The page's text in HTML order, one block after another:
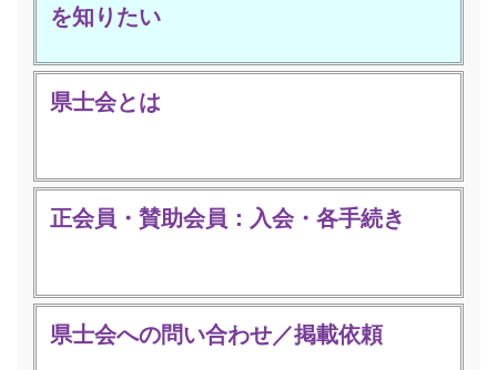
を知りたい
県士会とは
正会員・賛助会員：入会・各手続き
県士会への問い合わせ／掲載依頼